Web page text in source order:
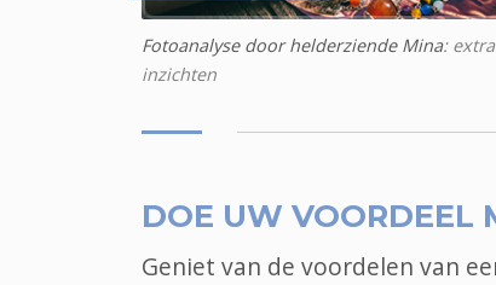
Fotoanalyse door helderziende Mina: extra
inzichten
DOE UW VOORDEEL
Geniet van de voordelen van